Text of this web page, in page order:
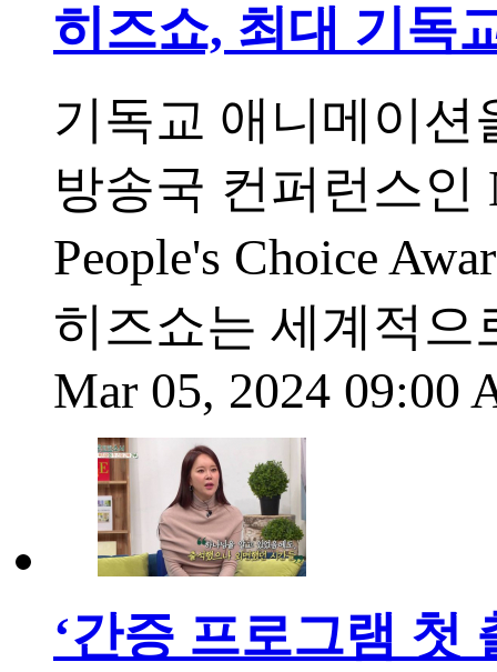
히즈쇼, 최대 기독
기독교 애니메이션
방송국 컨퍼런스인
People's Choice
히즈쇼는 세계적으
Mar 05, 2024 09:00
‘간증 프로그램 첫